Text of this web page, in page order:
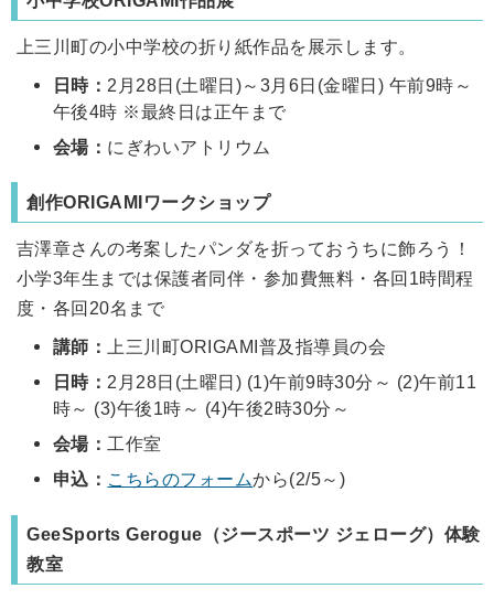
上三川町の小中学校の折り紙作品を展示します。
日時： 2月28日(土曜日)～3月6日(金曜日) 午前9時～
午後4時 ※最終日は正午まで
会場： にぎわいアトリウム
創作ORIGAMIワークショップ
吉澤章さんの考案したパンダを折っておうちに飾ろう！
小学3年生までは保護者同伴・参加費無料・各回1時間程
度・各回20名まで
講師：
上三川町ORIGAMI普及指導員の会
日時： 2月28日(土曜日) (1)午前9時30分～ (2)午前11
時～ (3)午後1時～ (4)午後2時30分～
会場： 工作室
申込： こちらのフォームから(2/5～)
GeeSports Gerogue（ジースポーツ ジェローグ）体験
教室